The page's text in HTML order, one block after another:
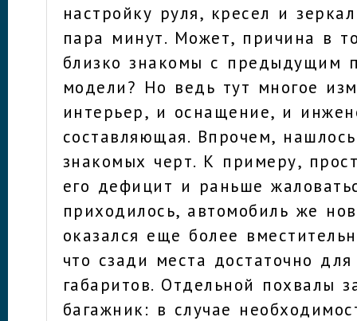
настройку руля, кресел и
пара минут. Может, причина в
близко знакомы с предыдущим
модели? Но ведь тут многое
интерьер, и оснащение, и
составляющая. Впрочем,
знакомых черт. К примеру,
его дефицит и раньше
приходилось, автомобиль же
оказался еще более
что сзади места достаточно
габаритов. Отдельной похвалы
багажник: в случае